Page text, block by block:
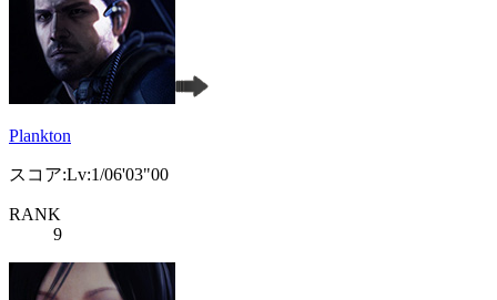
Plankton
スコア:Lv:1/06'03"00
RANK
9